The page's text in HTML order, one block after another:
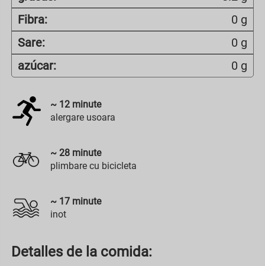
Fibra:
0 g
Sare:
0 g
azúcar:
0 g
~ 12 minute
alergare usoara
~ 28 minute
plimbare cu bicicleta
~ 17 minute
inot
Detalles de la comida: